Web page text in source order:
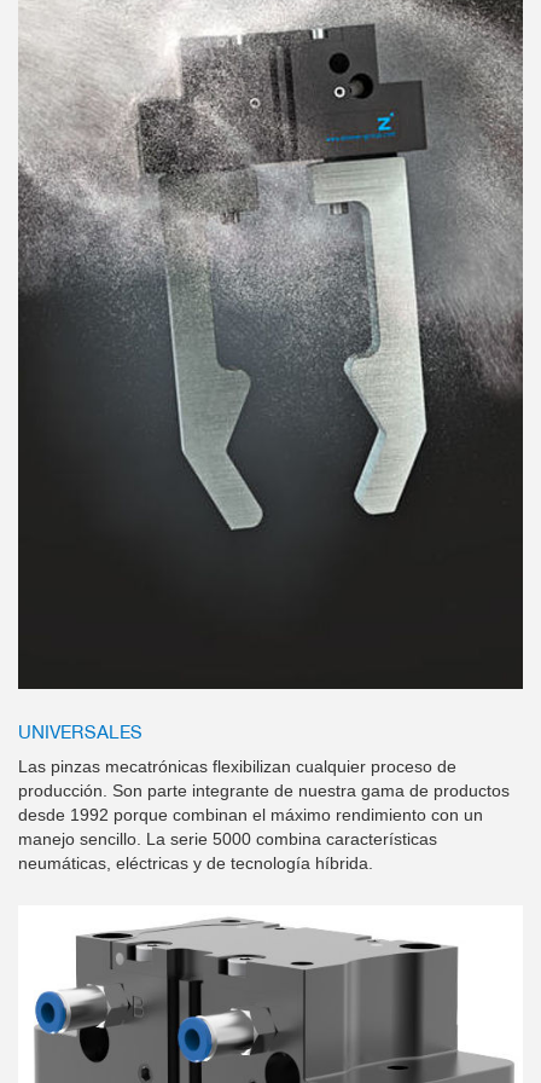
UNIVERSALES
Las pinzas mecatrónicas flexibilizan cualquier proceso de
producción. Son parte integrante de nuestra gama de productos
desde 1992 porque combinan el máximo rendimiento con un
manejo sencillo. La serie 5000 combina características
neumáticas, eléctricas y de tecnología híbrida.